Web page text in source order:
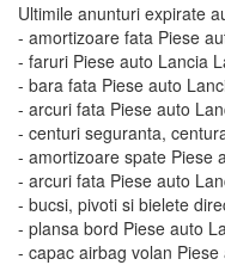
Ultimile anunturi expirate
- amortizoare fata Piese
- faruri Piese auto Lancia
- bara fata Piese auto
- arcuri fata Piese auto
- centuri seguranta,
- amortizoare spate Piese
- arcuri fata Piese auto
- bucsi, pivoti si bielete
- plansa bord Piese auto
- capac airbag volan